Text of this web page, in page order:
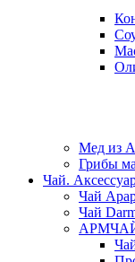
Мед из
Грибы
Чай.
Чай
Чай